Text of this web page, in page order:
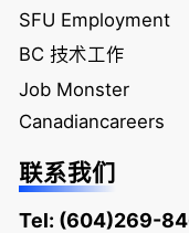
SFU Employment
BC 技术工作
Job Monster
Canadiancareers
联系我们
Tel: (604)269-